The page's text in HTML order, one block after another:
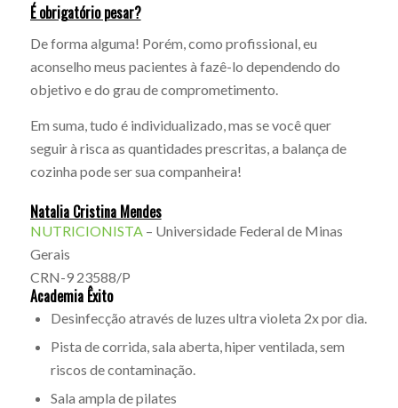
É obrigatório pesar?
De forma alguma! Porém, como profissional, eu
aconselho meus pacientes à fazê-lo dependendo do
objetivo e do grau de comprometimento.
Em suma, tudo é individualizado, mas se você quer
seguir à risca as quantidades prescritas, a balança de
cozinha pode ser sua companheira!
Natalia Cristina Mendes
NUTRICIONISTA– Universidade Federal de Minas
Gerais
CRN-9 23588/P
Academia Êxito
Desinfecção através de luzes ultra violeta 2x por dia.
Pista de corrida, sala aberta, hiper ventilada, sem
riscos de contaminação.
Sala ampla de pilates